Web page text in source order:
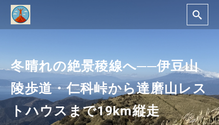
冬晴れの絶景稜線へ──伊豆山
陵歩道・仁科峠から達磨山レス
トハウスまで19km縦走